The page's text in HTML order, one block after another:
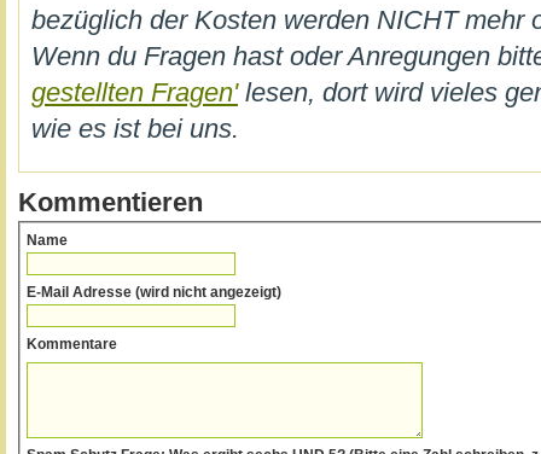
bezüglich der Kosten werden NICHT mehr
Wenn du Fragen hast oder Anregungen
gestellten Fragen'lesen, dort wird vieles
wie es ist bei uns.
Kommentieren
Name
E-Mail Adresse (wird nicht angezeigt)
Kommentare